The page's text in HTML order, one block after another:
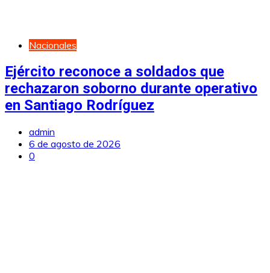
Nacionales
Ejército reconoce a soldados que
rechazaron soborno durante operativo
en Santiago Rodríguez
admin
6 de agosto de 2026
0